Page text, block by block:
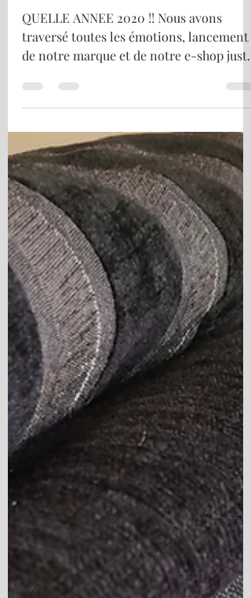
Bye Bye 2020,
Bienvenue 2021
QUELLE ANNEE 2020 !! Nous avons
de notre marque et de notre e-shop juste
avant le 1er ...